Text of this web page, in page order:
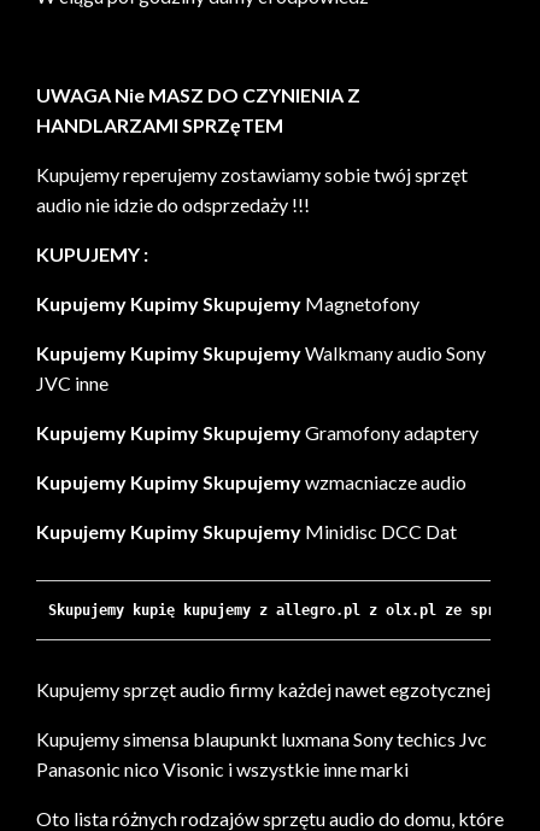
UWAGA Nie MASZ DO CZYNIENIA Z
HANDLARZAMI SPRZęTEM
Kupujemy reperujemy zostawiamy sobie twój sprzęt
audio nie idzie do odsprzedaży !!!
KUPUJEMY :
Kupujemy Kupimy Skupujemy Magnetofony
Kupujemy Kupimy SkupujemyWalkmany audio Sony
JVC inne
Kupujemy Kupimy SkupujemyGramofony adaptery
Kupujemy Kupimy Skupujemywzmacniacze audio
Kupujemy Kupimy Skupujemy Minidisc DCC Dat
Skupujemy kupię kupujemy z allegro.pl z olx.pl ze
Kupujemy sprzęt audio firmy każdej nawet egzotycznej
Kupujemy simensa blaupunkt luxmana Sony techics Jvc
Panasonic nico Visonic i wszystkie inne marki
Oto lista różnych rodzajów sprzętu audio do domu, które